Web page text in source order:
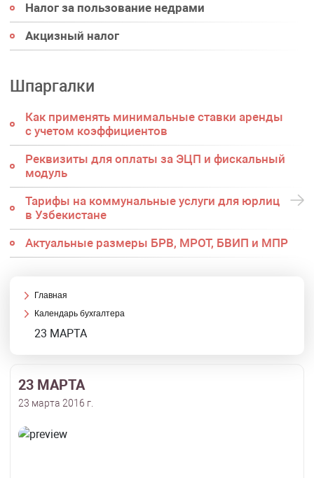
Налог за пользование недрами
Акцизный налог
Шпаргалки
Как применять минимальные ставки аренды
с учетом коэффициентов
Реквизиты для оплаты за ЭЦП и фискальный
модуль
Тарифы на коммунальные услуги для юрлиц
в Узбекистане
Актуальные размеры БРВ, МРОТ, БВИП и МПР
Главная
Календарь бухгалтера
23 МАРТА
23 МАРТА
23 марта 2016 г.